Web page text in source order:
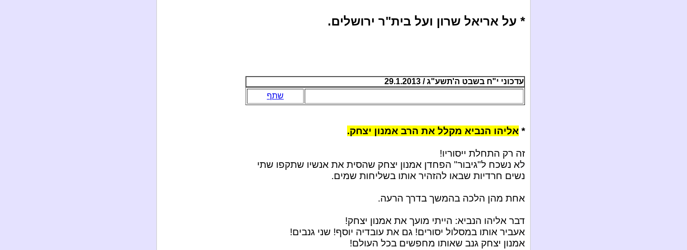
* על אריאל שרון ועל בית"ר ירושלים.
עדכוני י"ח בשבט ה'תשע"ג / 29.1.2013
שתף
* אליהו הנביא מקלל את הרב אמנון יצחק.
זה רק התחלת ייסוריו!
לא נשכח ל"גיבור" הפחדן אמנון יצחק שהסית את אנשיו שתקפו שתי
נשים חרדיות שבאו להזהיר אותו בשליחות שמים.
אחת מהן הלכה בהמשך בדרך הרעה.
דבר אליהו הנביא: הייתי מועך את אמנון יצחק!
אעביר אותו במסלול יסורים! גם את עובדיה יוסף! שני גנבים!
אמנון יצחק גנב שאותו מחפשים בכל העולם!